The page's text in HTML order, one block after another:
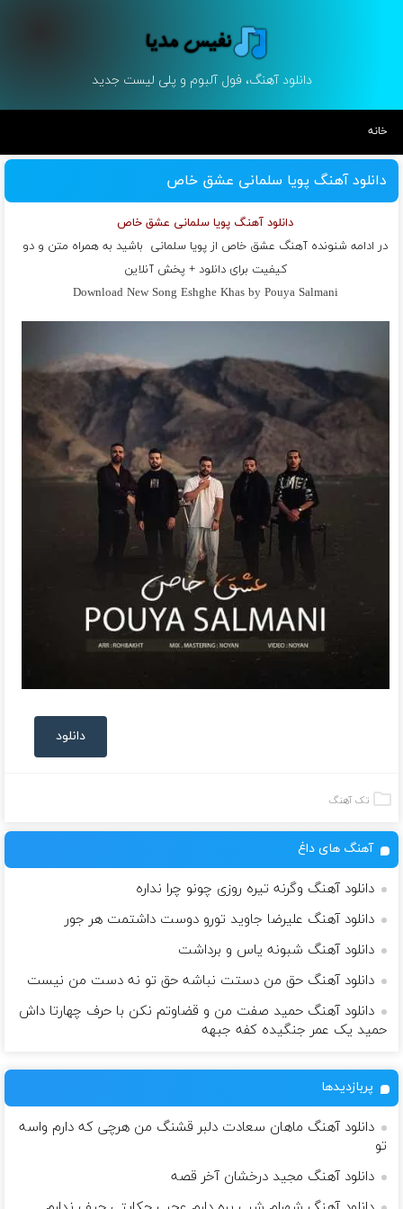
دانلود آهنگ، فول آلبوم و پلی لیست جدید
خانه
دانلود آهنگ پویا سلمانی عشق خاص
دانلود آهنگ پویا سلمانی عشق خاص
در ادامه شنونده آهنگ عشق خاص از پویا سلمانی باشید به همراه متن و دو
کیفیت برای دانلود + پخش آنلاین
Download New Song Eshghe Khas by Pouya Salmani
دانلود
تک آهنگ
آهنگ های داغ
دانلود آهنگ وگرنه تیره روزی چونو چرا نداره
دانلود آهنگ علیرضا جاوید تورو دوست داشتمت هر جور
دانلود آهنگ شبونه یاس و برداشت
دانلود آهنگ حق من دستت نباشه حق تو نه دست من نیست
دانلود آهنگ حمید صفت من و قضاوتم نکن با حرف چهارتا داش
حمید یک عمر جنگیده کفه جبهه
پربازدیدها
دانلود آهنگ ماهان سعادت دلبر قشنگ من هرچی که دارم واسه
تو
دانلود آهنگ مجید درخشان آخر قصه